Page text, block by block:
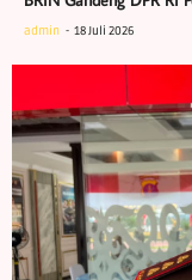
admin 18 Juli 2026